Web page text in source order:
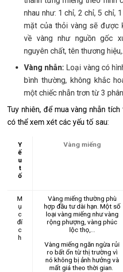
nhau như: 1 chỉ, 2 chỉ, 5 chỉ,
mặt của thỏi vàng sẽ được
về vàng như nguồn gốc
nguyên chất, tên thương
Vàng nhẫn: Loại vàng có
bình thường, không khắc
một chiếc nhẫn trơn từ 3
Tuy nhiên, để mua vàng nhẫn
có thể xem xét các yếu tố sau:
Y
ế
u
t
ố
Vàng miếng
M
ụ
c
đí
c
h
Vàng miếng thường phù
hợp đầu tư dài hạn. Một số
loại vàng miếng như vàng
rộng phượng, vàng phúc
lộc thọ,…
Vàng miếng ngăn ngừa rủi
ro bất ổn từ thị trường vì
nó không bị ảnh hưởng và
mất giá theo thời gian.